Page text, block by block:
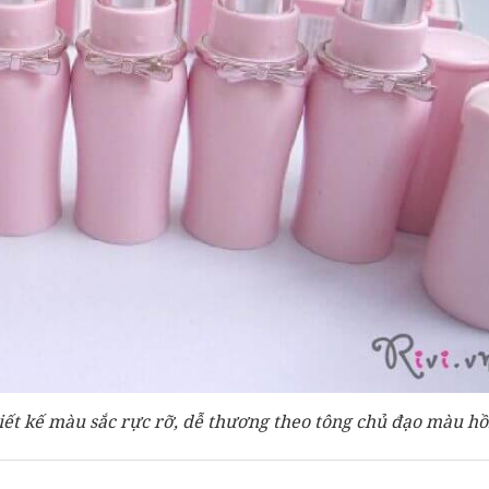
kế màu sắc rực rỡ, dễ thương theo tông chủ đạo màu